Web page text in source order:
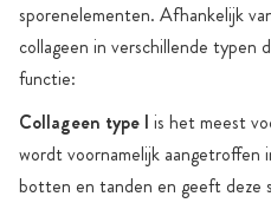
sporenelementen. Afhankelijk
collageen in verschillende typen
functie:
Collageen type I is het meest
wordt voornamelijk aangetroffen
botten en tanden en geeft deze